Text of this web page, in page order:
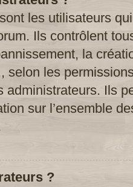
les utilisateurs
Ils contrôlent
la
selon les
administrateurs. Ils
sur l’ensemble
?